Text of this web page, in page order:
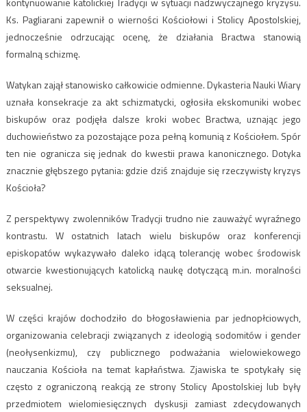
Ks. Pagliarani zapewnił o wierności Kościołowi i Stolicy Apostolskiej,
jednocześnie odrzucając ocenę, że działania Bractwa stanowią
formalną schizmę.
Watykan zajął stanowisko całkowicie odmienne. Dykasteria Nauki Wiary
uznała konsekracje za akt schizmatycki, ogłosiła ekskomuniki wobec
biskupów oraz podjęła dalsze kroki wobec Bractwa, uznając jego
duchowieństwo za pozostające poza pełną komunią z Kościołem. Spór
ten nie ogranicza się jednak do kwestii prawa kanonicznego. Dotyka
znacznie głębszego pytania: gdzie dziś znajduje się rzeczywisty kryzys
Kościoła?
Z perspektywy zwolenników Tradycji trudno nie zauważyć wyraźnego
kontrastu. W ostatnich latach wielu biskupów oraz konferencji
episkopatów wykazywało daleko idącą tolerancję wobec środowisk
otwarcie kwestionujących katolicką naukę dotyczącą m.in. moralności
seksualnej.
W części krajów dochodziło do błogosławienia par jednopłciowych,
organizowania celebracji związanych z ideologią sodomitów i gender
(neołysenkizmu), czy publicznego podważania wielowiekowego
nauczania Kościoła na temat kapłaństwa. Zjawiska te spotykały się
często z ograniczoną reakcją ze strony Stolicy Apostolskiej lub były
przedmiotem wielomiesięcznych dyskusji zamiast zdecydowanych